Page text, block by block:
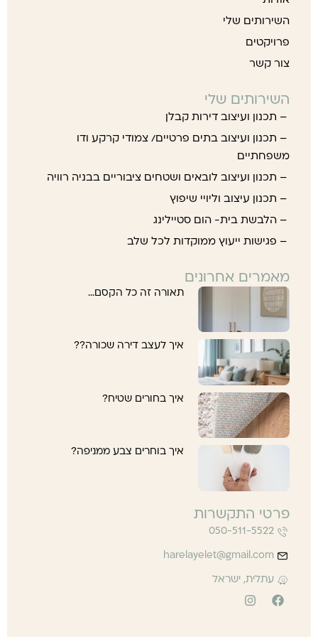
השירותים שלי
פרויקטים
צור קשר
השירותים שלי
– תכנון ועיצוב דירות קבלן
– תכנון ועיצוב בתים פרטיים/ צמודי קרקע ודו
משפחתיים
– תכנון ועיצוב לובאים ושטחים ציבוריים בבניה רוויה
– תכנון עיצוב וליויי שיפוץ
– הלבשת בית- הום סטיילינג
– פגישות ייעוץ ממוקדות לכל שלב
מאמרים אחרונים
תאורה זה כל הקסם…
איך לעצב דירה שכורה??
איך בחורים שטיח?
איך בוחרים צבע ממניפה?
פרטי התקשרות
050-511-5522
harelayelet@gmail.com
עתלית, ישראל